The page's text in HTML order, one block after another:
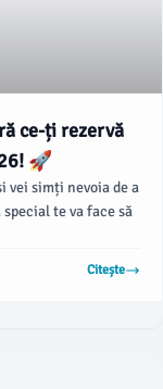
ce-ți rezervă
🚀
vei simți nevoia de a
te va face să
Citește